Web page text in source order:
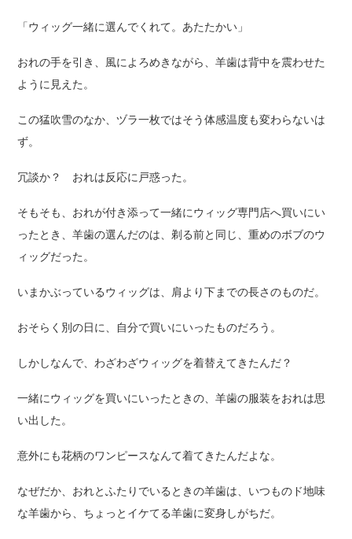
「ウィッグ一緒に選んでくれて。あたたかい」
おれの手を引き、風によろめきながら、羊歯は背中を震わせた
ように見えた。
この猛吹雪のなか、ヅラ一枚ではそう体感温度も変わらないは
ず。
冗談か？ おれは反応に戸惑った。
そもそも、おれが付き添って一緒にウィッグ専門店へ買いにい
ったとき、羊歯の選んだのは、剃る前と同じ、重めのボブのウ
ィッグだった。
いまかぶっているウィッグは、肩より下までの長さのものだ。
おそらく別の日に、自分で買いにいったものだろう。
しかしなんで、わざわざウィッグを着替えてきたんだ？
一緒にウィッグを買いにいったときの、羊歯の服装をおれは思
い出した。
意外にも花柄のワンピースなんて着てきたんだよな。
なぜだか、おれとふたりでいるときの羊歯は、いつものド地味
な羊歯から、ちょっとイケてる羊歯に変身しがちだ。